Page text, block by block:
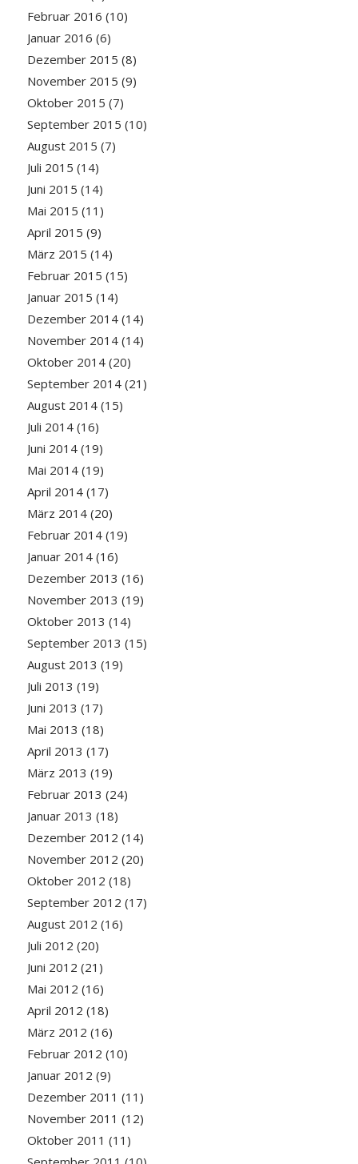
Februar 2016 (10)
Januar 2016 (6)
Dezember 2015 (8)
November 2015 (9)
Oktober 2015 (7)
September 2015 (10)
August 2015 (7)
Juli 2015 (14)
Juni 2015 (14)
Mai 2015 (11)
April 2015 (9)
März 2015 (14)
Februar 2015 (15)
Januar 2015 (14)
Dezember 2014(14)
November 2014(14)
Oktober 2014(20)
September 2014(21)
August 2014(15)
Juli 2014(16)
Juni 2014(19)
Mai 2014(19)
April 2014(17)
März 2014(20)
Februar 2014(19)
Januar 2014(16)
Dezember 2013 (16)
November 2013 (19)
Oktober 2013 (14)
September 2013 (15)
August 2013 (19)
Juli 2013 (19)
Juni 2013 (17)
Mai 2013 (18)
April 2013 (17)
März 2013 (19)
Februar 2013 (24)
Januar 2013 (18)
Dezember 2012 (14)
November 2012 (20)
Oktober 2012 (18)
September 2012 (17)
August 2012 (16)
Juli 2012 (20)
Juni 2012 (21)
Mai 2012 (16)
April 2012 (18)
März 2012 (16)
Februar 2012 (10)
Januar 2012 (9)
Dezember 2011 (11)
November 2011 (12)
Oktober 2011 (11)